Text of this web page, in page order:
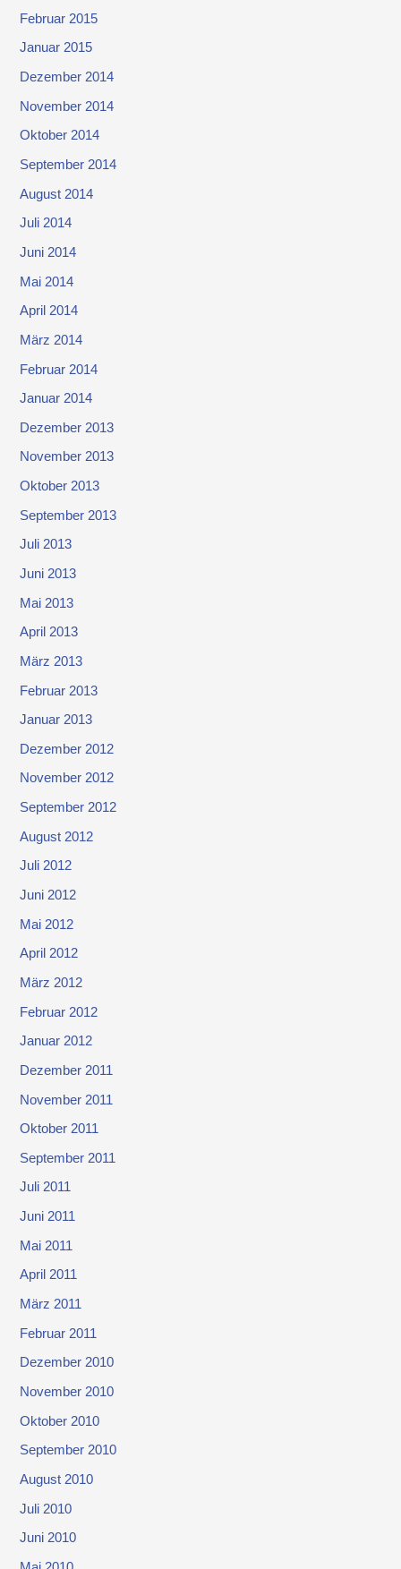
Februar 2015
Januar 2015
Dezember 2014
November 2014
Oktober 2014
September 2014
August 2014
Juli 2014
Juni 2014
Mai 2014
April 2014
März 2014
Februar 2014
Januar 2014
Dezember 2013
November 2013
Oktober 2013
September 2013
Juli 2013
Juni 2013
Mai 2013
April 2013
März 2013
Februar 2013
Januar 2013
Dezember 2012
November 2012
September 2012
August 2012
Juli 2012
Juni 2012
Mai 2012
April 2012
März 2012
Februar 2012
Januar 2012
Dezember 2011
November 2011
Oktober 2011
September 2011
Juli 2011
Juni 2011
Mai 2011
April 2011
März 2011
Februar 2011
Dezember 2010
November 2010
Oktober 2010
September 2010
August 2010
Juli 2010
Juni 2010